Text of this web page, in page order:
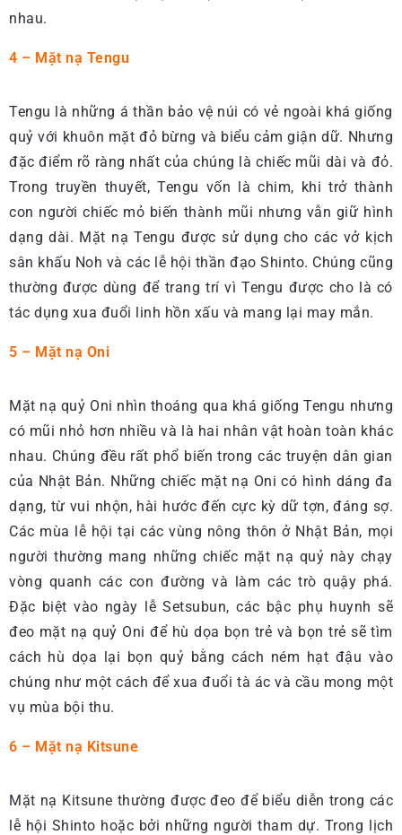
nhau.
4 – Mặt nạ Tengu
Tengu là những á thần bảo vệ núi có vẻ ngoài khá giống
quỷ với khuôn mặt đỏ bừng và biểu cảm giận dữ. Nhưng
đặc điểm rõ ràng nhất của chúng là chiếc mũi dài và đỏ.
Trong truyền thuyết, Tengu vốn là chim, khi trở thành
con người chiếc mỏ biến thành mũi nhưng vẫn giữ hình
dạng dài. Mặt nạ Tengu được sử dụng cho các vở kịch
sân khấu Noh và các lễ hội thần đạo Shinto. Chúng cũng
thường được dùng để trang trí vì Tengu được cho là có
tác dụng xua đuổi linh hồn xấu và mang lại may mắn.
5 – Mặt nạ Oni
Mặt nạ quỷ Oni nhìn thoáng qua khá giống Tengu nhưng
có mũi nhỏ hơn nhiều và là hai nhân vật hoàn toàn khác
nhau. Chúng đều rất phổ biến trong các truyện dân gian
của Nhật Bản. Những chiếc mặt nạ Oni có hình dáng đa
dạng, từ vui nhộn, hài hước đến cực kỳ dữ tợn, đáng sợ.
Các mùa lễ hội tại các vùng nông thôn ở Nhật Bản, mọi
người thường mang những chiếc mặt nạ quỷ này chạy
vòng quanh các con đường và làm các trò quậy phá.
Đặc biệt vào ngày lễ Setsubun, các bậc phụ huynh sẽ
đeo mặt nạ quỷ Oni để hù dọa bọn trẻ và bọn trẻ sẽ tìm
cách hù dọa lại bọn quỷ bằng cách ném hạt đậu vào
chúng như một cách để xua đuổi tà ác và cầu mong một
vụ mùa bội thu.
6 – Mặt nạ Kitsune
Mặt nạ Kitsune thường được đeo để biểu diễn trong các
lễ hội Shinto hoặc bởi những người tham dự. Trong lịch